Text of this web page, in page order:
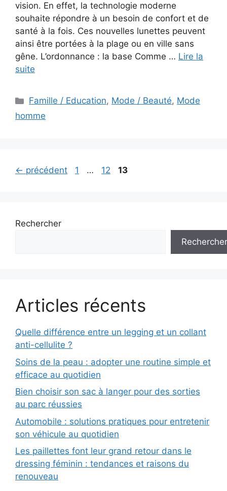
vision. En effet, la technologie moderne
souhaite répondre à un besoin de confort et de
santé à la fois. Ces nouvelles lunettes peuvent
ainsi être portées à la plage ou en ville sans
gêne. L’ordonnance : la base Comme … Lire la
suite
Catégories
Famille / Education, Mode / Beauté, Mode
homme
Navigation
← précédent Page
1 … Page
12 Page
13
Rechercher
Rechercher
Articles récents
Quelle différence entre un legging et un collant
anti-cellulite ?
Soins de la peau : adopter une routine simple et
efficace au quotidien
Bien choisir son sac à langer pour des sorties
au parc réussies
Automobile : solutions pratiques pour entretenir
son véhicule au quotidien
Les paillettes font leur grand retour dans le
dressing féminin : tendances et raisons du
renouveau